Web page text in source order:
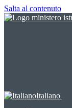
Salta al contenuto
Italiano